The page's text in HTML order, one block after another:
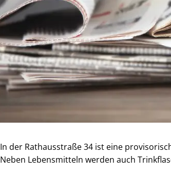
In der Rathausstraße 34 ist eine
Neben Lebensmitteln werden auch